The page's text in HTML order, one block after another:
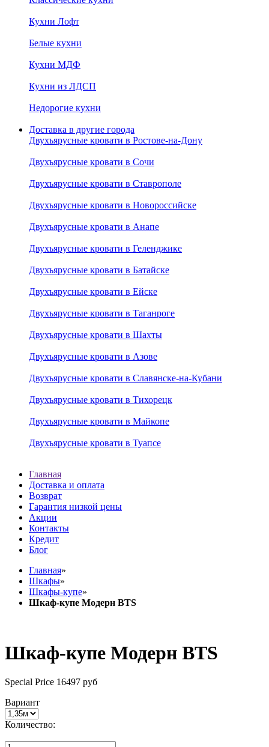
Кухни Лофт
Белые кухни
Кухни МДФ
Кухни из ЛДСП
Недорогие кухни
Доставка в другие города
Двухъярусные кровати в Ростове-на-Дону
Двухъярусные кровати в Сочи
Двухъярусные кровати в Ставрополе
Двухъярусные кровати в Новороссийске
Двухъярусные кровати в Анапе
Двухъярусные кровати в Геленджике
Двухъярусные кровати в Батайске
Двухъярусные кровати в Ейске
Двухъярусные кровати в Таганроге
Двухъярусные кровати в Шахты
Двухъярусные кровати в Азове
Двухъярусные кровати в Славянске-на-Кубани
Двухъярусные кровати в Тихорецк
Двухъярусные кровати в Майкопе
Двухъярусные кровати в Туапсе
Главная
Доставка и оплата
Возврат
Гарантия низкой цены
Акции
Контакты
Кредит
Блог
Главная»
Шкафы»
Шкафы-купе»
Шкаф-купе Модерн BTS
Шкаф-купе Модерн BTS
Special Price 16497 руб
Вариант
Количество: